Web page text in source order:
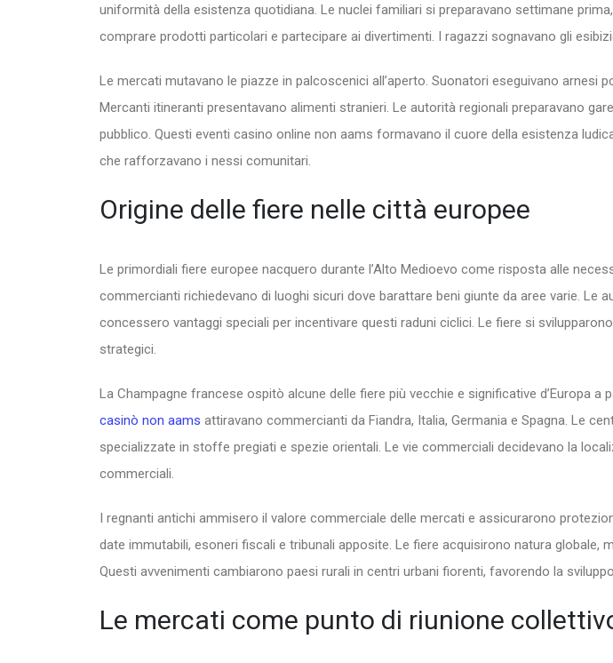
uniformità della esistenza quotidiana. Le nuclei familiari si preparavano settimane
comprare prodotti particolari e partecipare ai divertimenti. I ragazzi sognavano gli
Le mercati mutavano le piazze in palcoscenici all’aperto. Suonatori eseguivano arnesi
Mercanti itineranti presentavano alimenti stranieri. Le autorità regionali preparavano
pubblico. Questi eventi casino online non aams formavano il cuore della esistenza
che rafforzavano i nessi comunitari.
Origine delle fiere nelle città europee
Le primordiali fiere europee nacquero durante l’Alto Medioevo come risposta alle
commercianti richiedevano di luoghi sicuri dove barattare beni giunte da aree varie. Le
concessero vantaggi speciali per incentivare questi raduni ciclici. Le fiere si
strategici.
La Champagne francese ospitò alcune delle fiere più vecchie e significative d’Europa a
casinò non aams attiravano commercianti da Fiandra, Italia, Germania e Spagna. Le
specializzate in stoffe pregiati e spezie orientali. Le vie commerciali decidevano la
commerciali.
I regnanti antichi ammisero il valore commerciale delle mercati e assicurarono
date immutabili, esoneri fiscali e tribunali apposite. Le fiere acquisirono natura globale,
Questi avvenimenti cambiarono paesi rurali in centri urbani fiorenti, favorendo la
Le mercati come punto di riunione